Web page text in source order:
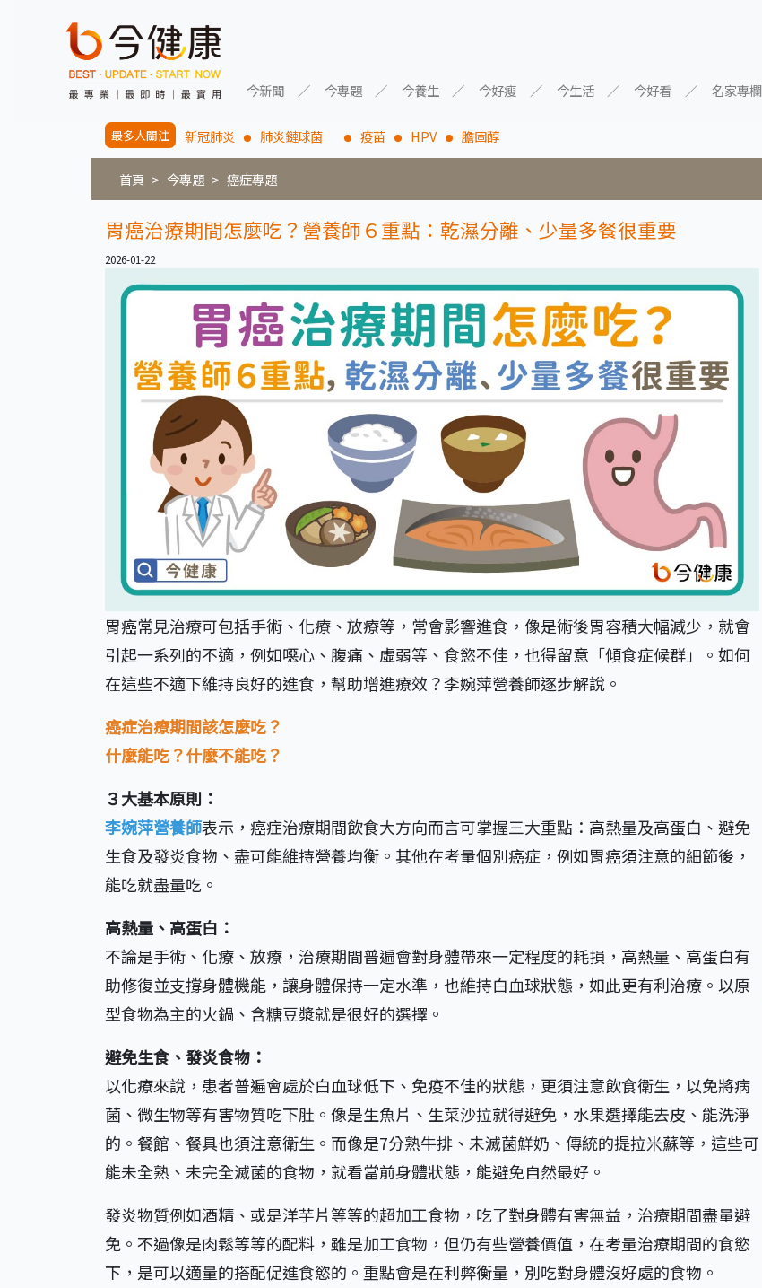
今新聞 今專題 今養生 今好瘦 今生活 今好看 名家專欄
最多人關注 新冠肺炎 肺炎鏈球菌 疫苗 HPV 膽固醇
首頁 今專題 癌症專題
胃癌治療期間怎麼吃？營養師６重點：乾濕分離、少量多餐很重要
2026-01-22
胃癌常見治療可包括手術、化療、放療等，常會影響進食，像是術後胃容積大幅減少，就會
引起一系列的不適，例如噁心、腹痛、虛弱等、食慾不佳，也得留意「傾食症候群」。如何
在這些不適下維持良好的進食，幫助增進療效？李婉萍營養師逐步解說。
癌症治療期間該怎麼吃？
什麼能吃？什麼不能吃？
３大基本原則：
李婉萍營養師表示，癌症治療期間飲食大方向而言可掌握三大重點：高熱量及高蛋白、避免
生食及發炎食物、盡可能維持營養均衡。其他在考量個別癌症，例如胃癌須注意的細節後，
能吃就盡量吃。
高熱量、高蛋白：
不論是手術、化療、放療，治療期間普遍會對身體帶來一定程度的耗損，高熱量、高蛋白有
助修復並支撐身體機能，讓身體保持一定水準，也維持白血球狀態，如此更有利治療。以原
型食物為主的火鍋、含糖豆漿就是很好的選擇。
避免生食、發炎食物：
以化療來說，患者普遍會處於白血球低下、免疫不佳的狀態，更須注意飲食衛生，以免將病
菌、微生物等有害物質吃下肚。像是生魚片、生菜沙拉就得避免，水果選擇能去皮、能洗淨
的。餐館、餐具也須注意衛生。而像是7分熟牛排、未滅菌鮮奶、傳統的提拉米蘇等，這些可
能未全熟、未完全滅菌的食物，就看當前身體狀態，能避免自然最好。
發炎物質例如酒精、或是洋芋片等等的超加工食物，吃了對身體有害無益，治療期間盡量避
免。不過像是肉鬆等等的配料，雖是加工食物，但仍有些營養價值，在考量治療期間的食慾
下，是可以適量的搭配促進食慾的。重點會是在利弊衡量，別吃對身體沒好處的食物。